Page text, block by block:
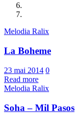
Melodia Ralix
La Boheme
23 mai 2014 0
Read more
Melodia Ralix
Soha – Mil Pasos